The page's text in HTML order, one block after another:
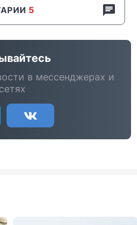
5
в мессенджерах и